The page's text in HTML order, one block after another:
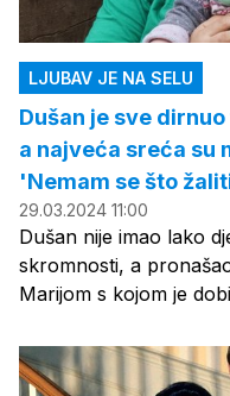
LJUBAV JE NA SELU
Dušan je sve
a najveća sreća su
'Nemam se što
29.03.2024 11:00
Dušan nije imao lako
skromnosti, a
Marijom s kojom je